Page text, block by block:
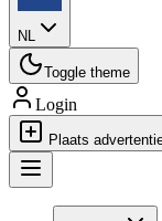
NL
Toggle theme
Login
Plaats